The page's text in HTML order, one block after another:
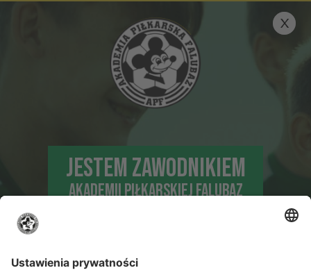
JESTEM ZAWODNIKIEM
AKADEMII PIŁKARSKIEJ FALUBAZ